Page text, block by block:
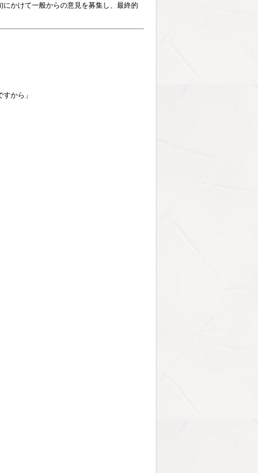
かけて一般からの意見を募集し、最終的
から」